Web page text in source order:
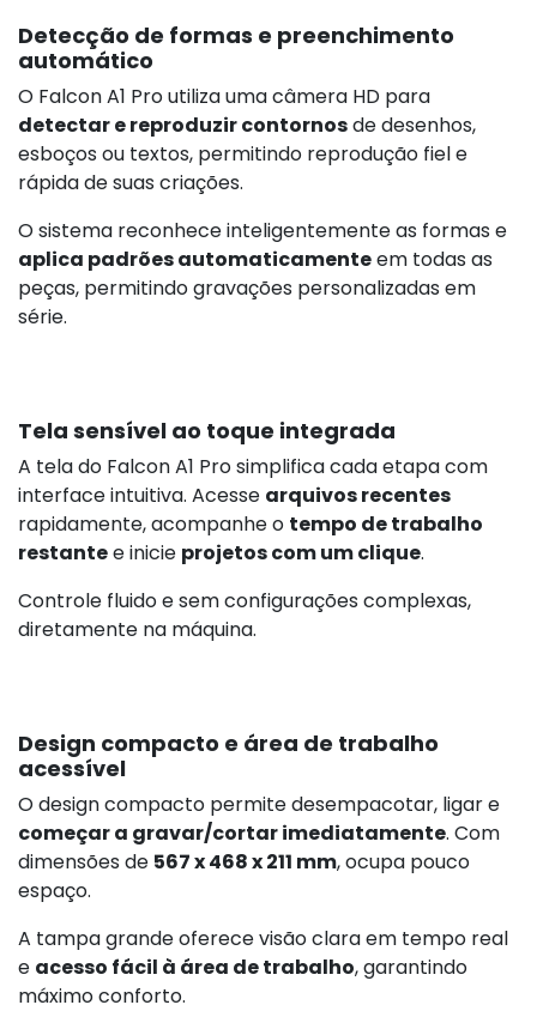
Detecção de formas e preenchimento
automático
O Falcon A1 Pro utiliza uma câmera HD para
detectar e reproduzir contornosde desenhos,
esboços ou textos, permitindo reprodução fiel e
rápida de suas criações.
O sistema reconhece inteligentemente as formas e
aplica padrões automaticamenteem todas as
peças, permitindo gravações personalizadas em
série.
Tela sensível ao toque integrada
A tela do Falcon A1 Pro simplifica cada etapa com
interface intuitiva. Acesse arquivos recentes
rapidamente, acompanhe o tempo de trabalho
restantee inicie projetos com um clique.
Controle fluido e sem configurações complexas,
diretamente na máquina.
Design compacto e área de trabalho
acessível
O design compacto permite desempacotar, ligar e
começar a gravar/cortar imediatamente. Com
dimensões de 567 x 468 x 211 mm, ocupa pouco
espaço.
A tampa grande oferece visão clara em tempo real
e acesso fácil à área de trabalho, garantindo
máximo conforto.